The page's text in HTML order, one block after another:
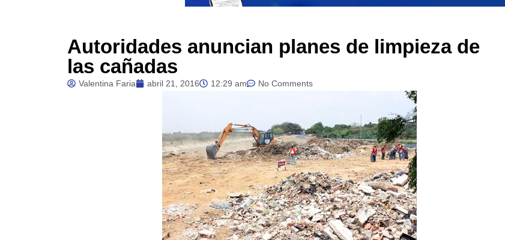
Autoridades anuncian planes de limpieza de
las cañadas
Valentina Faria abril 21, 2016 12:29 am No Comments